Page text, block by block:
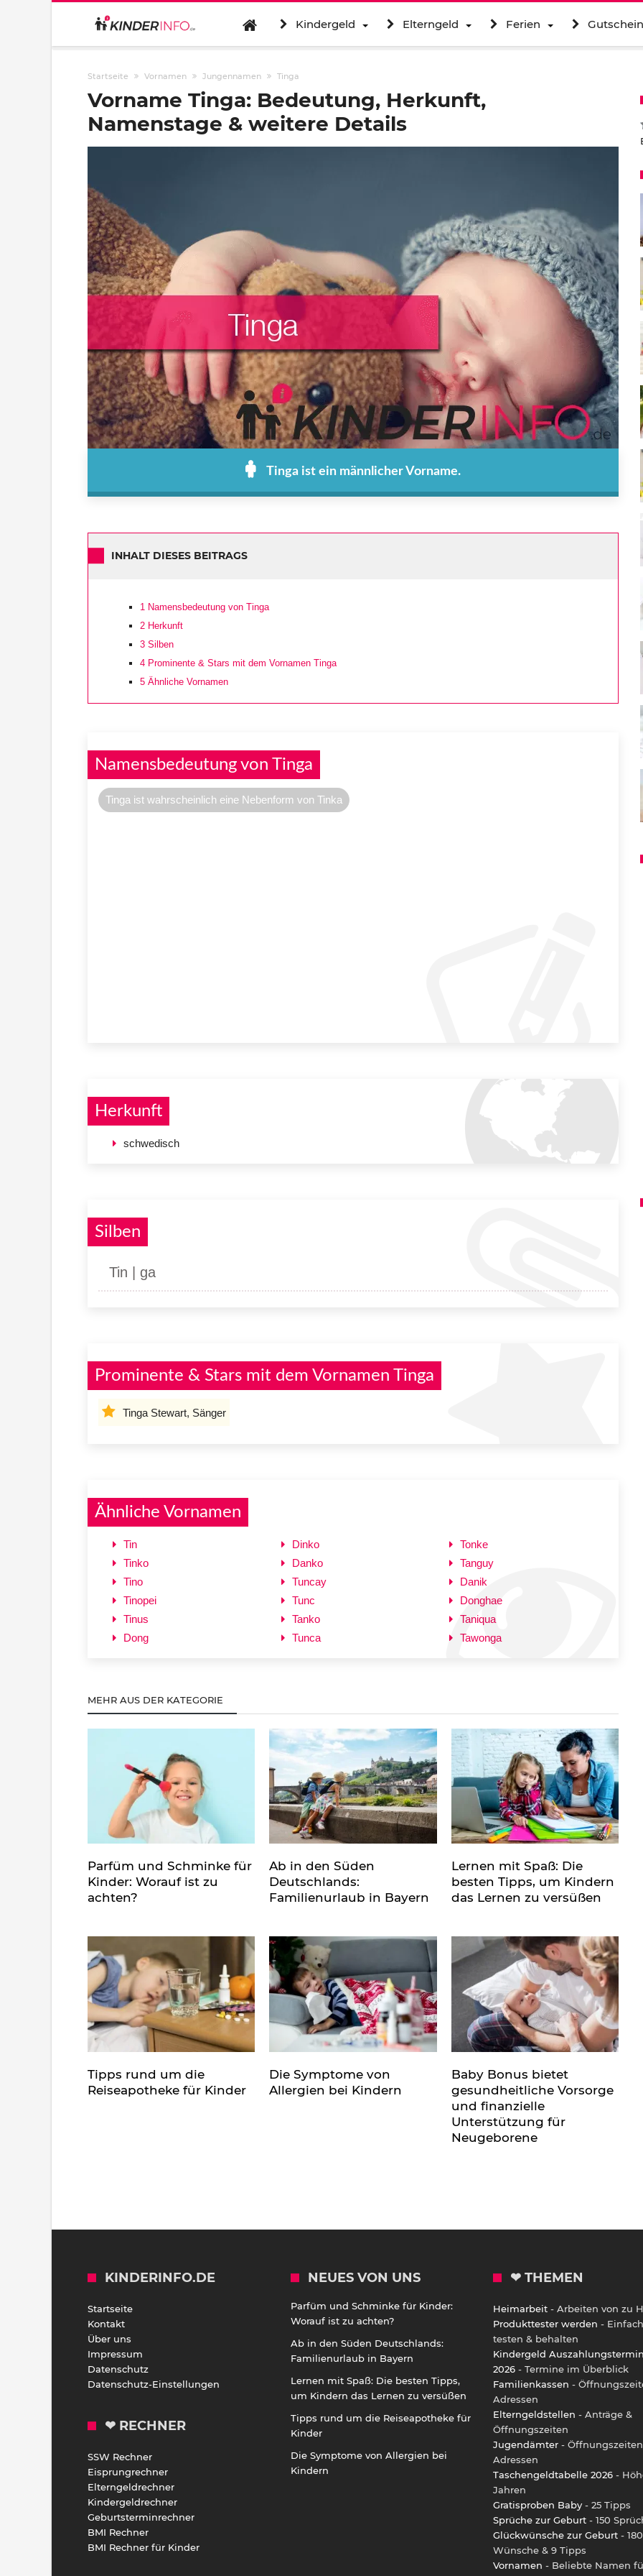
Kindergeld Elterngeld Ferien
Startseite Vornamen Jungennamen Tinga
Vorname Tinga: Bedeutung, Herkunft,
Namenstage & weitere Details
Tinga ist ein männlicher Vorname.
INHALT DIESES BEITRAGS
1 Namensbedeutung von Tinga
2 Herkunft
3 Silben
4 Prominente & Stars mit dem Vornamen Tinga
5 Ähnliche Vornamen
Namensbedeutung von Tinga
Tinga ist wahrscheinlich eine Nebenform von Tinka
Herkunft
schwedisch
Silben
Tin | ga
Prominente & Stars mit dem Vornamen Tinga
Tinga Stewart, Sänger
Ähnliche Vornamen
Tin
Tinko
Tino
Tinopei
Tinus
Dong
Dinko
Danko
Tuncay
Tunc
Tanko
Tunca
Tonke
Tanguy
Danik
Donghae
Taniqua
Tawonga
MEHR AUS DER KATEGORIE
Parfüm und Schminke für
Kinder: Worauf ist zu
achten?
Ab in den Süden
Deutschlands:
Familienurlaub in Bayern
Lernen mit Spaß: Die
besten Tipps, um Kindern
das Lernen zu versüßen
Tipps rund um die
Reiseapotheke für Kinder
Die Symptome von
Allergien bei Kindern
Baby Bonus bietet
gesundheitliche Vorsorge
und finanzielle
Unterstützung für
Neugeborene
KINDERINFO.DE
Startseite
Kontakt
Über uns
Impressum
Datenschutz
Datenschutz-Einstellungen
❤ RECHNER
SSW Rechner
Eisprungrechner
Elterngeldrechner
Kindergeldrechner
Geburtsterminrechner
BMI Rechner
BMI Rechner für Kinder
NEUES VON UNS
Parfüm und Schminke für Kinder:
Worauf ist zu achten?
Ab in den Süden Deutschlands:
Familienurlaub in Bayern
Lernen mit Spaß: Die besten Tipps,
um Kindern das Lernen zu versüßen
Tipps rund um die Reiseapotheke für
Kinder
Die Symptome von Allergien bei
Kindern
❤ THEMEN
Heimarbeit - Arbeiten von zu
Produkttester werden - Einfach
testen & behalten
Kindergeld
2026 - Termine im Überblick
Familienkassen -
Adressen
Elterngeldstellen - Anträge &
Öffnungszeiten
Jugendämter -
Adressen
Taschengeldtabelle 2026 -
Jahren
Gratisproben Baby - 25 Tipps
Sprüche zur Geburt - 150
Glückwünsche zur Geburt - 180
Wünsche & 9 Tipps
Vornamen - Beliebte Namen